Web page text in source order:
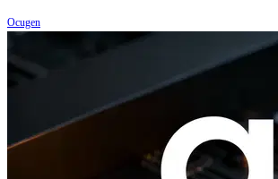
Ocugen